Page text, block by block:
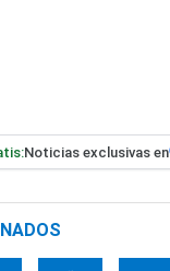
Noticias exclusivas en